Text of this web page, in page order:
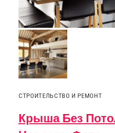
СТРОИТЕЛЬСТВО И РЕМОНТ
Крыша Без